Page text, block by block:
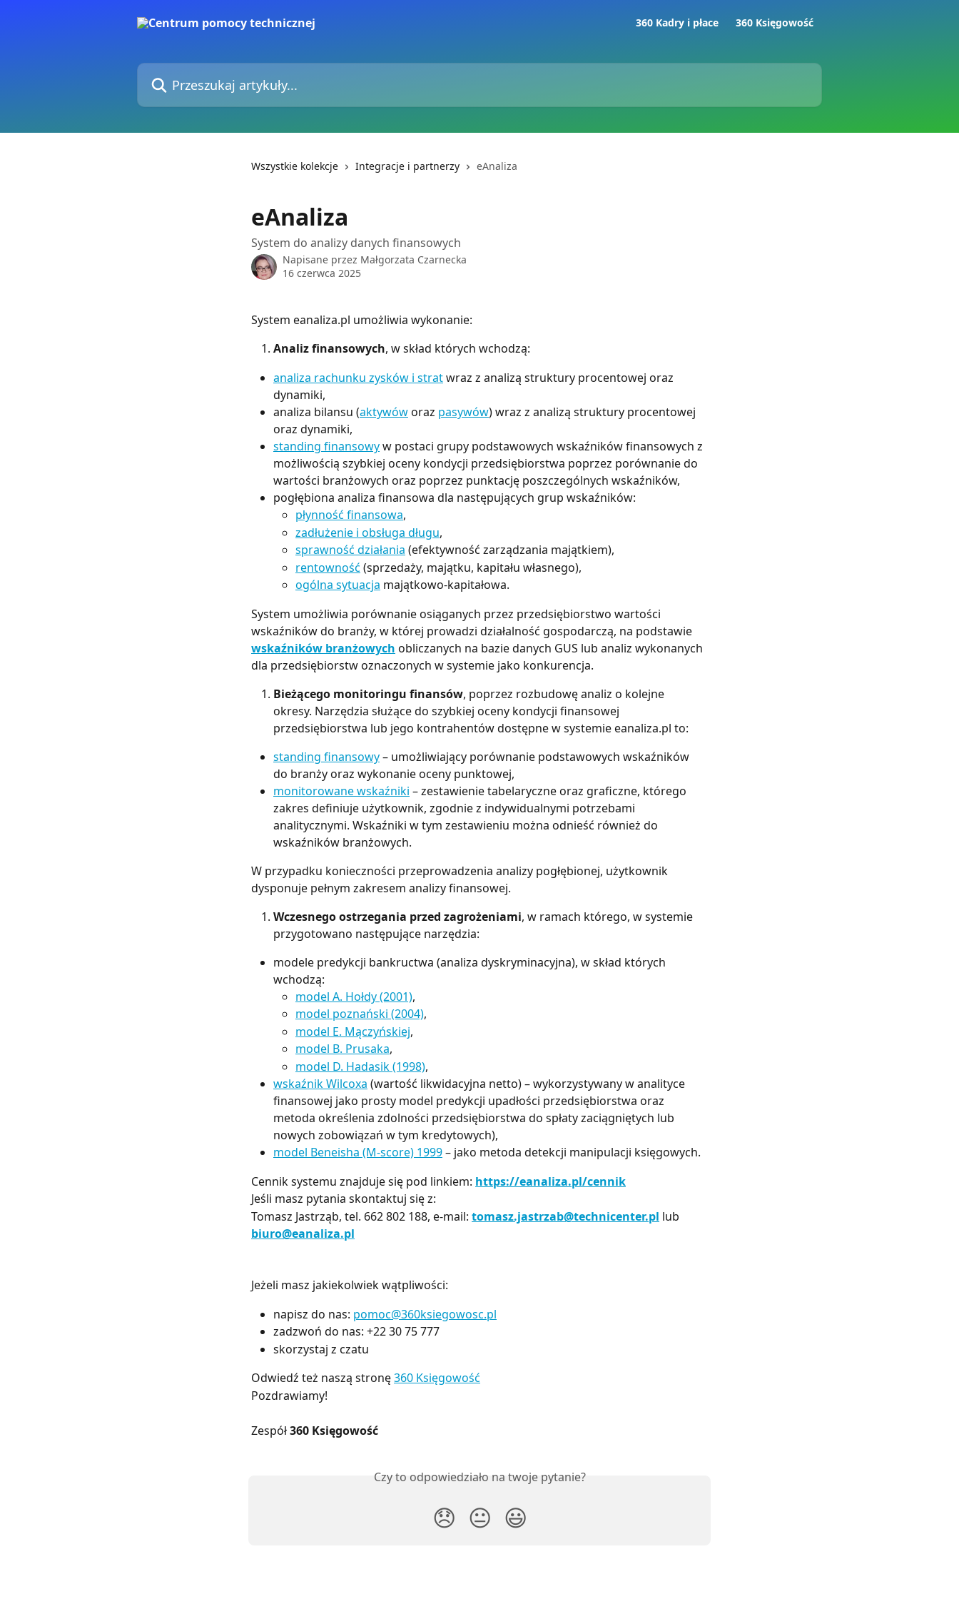
360 Kadry i płace 360 Księgowość
Przeszukaj artykuły...
Wszystkie kolekcje Integracje i partnerzy eAnaliza
eAnaliza
System do analizy danych finansowych
Napisane przez Małgorzata Czarnecka
16 czerwca 2025
System eanaliza.pl umożliwia wykonanie:
Analiz finansowych, w skład których wchodzą:
analiza rachunku zysków i strat wraz z analizą struktury procentowej oraz
dynamiki,
analiza bilansu (aktywów oraz pasywów) wraz z analizą struktury procentowej
oraz dynamiki,
standing finansowy w postaci grupy podstawowych wskaźników finansowych z
możliwością szybkiej oceny kondycji przedsiębiorstwa poprzez porównanie do
wartości branżowych oraz poprzez punktację poszczególnych wskaźników,
pogłębiona analiza finansowa dla następujących grup wskaźników:
płynność finansowa,
zadłużenie i obsługa długu,
sprawność działania (efektywność zarządzania majątkiem),
rentowność (sprzedaży, majątku, kapitału własnego),
ogólna sytuacja majątkowo-kapitałowa.
System umożliwia porównanie osiąganych przez przedsiębiorstwo wartości
wskaźników do branży, w której prowadzi działalność gospodarczą, na podstawie
wskaźników branżowych obliczanych na bazie danych GUS lub analiz wykonanych
dla przedsiębiorstw oznaczonych w systemie jako konkurencja.
Bieżącego monitoringu finansów, poprzez rozbudowę analiz o kolejne
okresy. Narzędzia służące do szybkiej oceny kondycji finansowej
przedsiębiorstwa lub jego kontrahentów dostępne w systemie eanaliza.pl to:
standing finansowy – umożliwiający porównanie podstawowych wskaźników
do branży oraz wykonanie oceny punktowej,
monitorowane wskaźniki – zestawienie tabelaryczne oraz graficzne, którego
zakres definiuje użytkownik, zgodnie z indywidualnymi potrzebami
analitycznymi. Wskaźniki w tym zestawieniu można odnieść również do
wskaźników branżowych.
W przypadku konieczności przeprowadzenia analizy pogłębionej, użytkownik
dysponuje pełnym zakresem analizy finansowej.
Wczesnego ostrzegania przed zagrożeniami, w ramach którego, w systemie
przygotowano następujące narzędzia:
modele predykcji bankructwa (analiza dyskryminacyjna), w skład których
wchodzą:
model A. Hołdy (2001),
model poznański (2004),
model E. Mączyńskiej,
model B. Prusaka,
model D. Hadasik (1998),
wskaźnik Wilcoxa (wartość likwidacyjna netto) – wykorzystywany w analityce
finansowej jako prosty model predykcji upadłości przedsiębiorstwa oraz
metoda określenia zdolności przedsiębiorstwa do spłaty zaciągniętych lub
nowych zobowiązań w tym kredytowych),
model Beneisha (M-score) 1999 – jako metoda detekcji manipulacji księgowych.
Cennik systemu znajduje się pod linkiem: https://eanaliza.pl/cennik
Jeśli masz pytania skontaktuj się z:
Tomasz Jastrząb, tel. 662 802 188, e-mail: tomasz.jastrzab@technicenter.pl lub
biuro@eanaliza.pl
Jeżeli masz jakiekolwiek wątpliwości:
napisz do nas: pomoc@360ksiegowosc.pl
zadzwoń do nas: +22 30 75 777
skorzystaj z czatu
Odwiedź też naszą stronę360 Księgowość
Pozdrawiamy!
Zespół360 Księgowość
Czy to odpowiedziało na twoje pytanie?
😞 😐 😃